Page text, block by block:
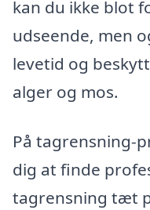
kan du ikke blot
udseende, men
levetid og
alger og mos.
På tagrensning-
dig at finde
tagrensning tæt